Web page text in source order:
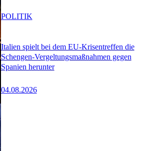
Italien spielt bei dem EU-Krisentreffen die
Schengen-Vergeltungsmaßnahmen gegen
Spanien herunter
04.08.2026
POLITIK